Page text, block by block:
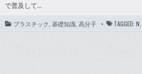
で普及して…
プラスチック 基礎知識 高分子 TAGGED: N